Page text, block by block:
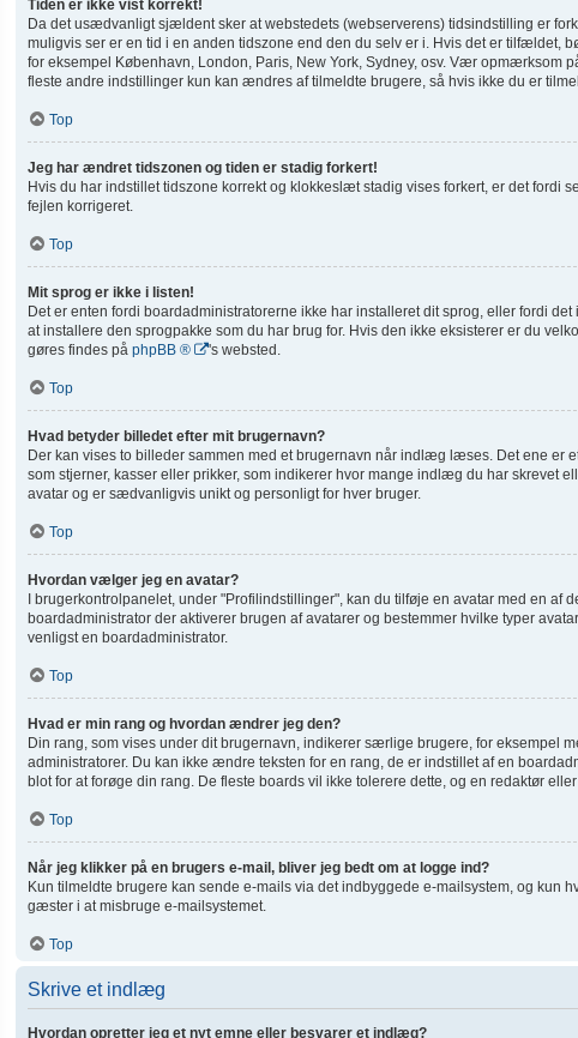
Tiden er ikke vist korrekt!
Da det usædvanligt sjældent sker at webstedets (webserverens) tidsindstilling er
muligvis ser er en tid i en anden tidszone end den du selv er i. Hvis det er tilfældet,
for eksempel København, London, Paris, New York, Sydney, osv. Vær opmærksom
fleste andre indstillinger kun kan ændres af tilmeldte brugere, så hvis ikke du er
Top
Jeg har ændret tidszonen og tiden er stadig forkert!
Hvis du har indstillet tidszone korrekt og klokkeslæt stadig vises forkert, er det fordi
fejlen korrigeret.
Top
Mit sprog er ikke i listen!
Det er enten fordi boardadministratorerne ikke har installeret dit sprog, eller fordi
at installere den sprogpakke som du har brug for. Hvis den ikke eksisterer er du
gøres findes på phpBB ® 's websted.
Top
Hvad betyder billedet efter mit brugernavn?
Der kan vises to billeder sammen med et brugernavn når indlæg læses. Det ene er
som stjerner, kasser eller prikker, som indikerer hvor mange indlæg du har skrevet
avatar og er sædvanligvis unikt og personligt for hver bruger.
Top
Hvordan vælger jeg en avatar?
I brugerkontrolpanelet, under "Profilindstillinger", kan du tilføje en avatar med en af
boardadministrator der aktiverer brugen af avatarer og bestemmer hvilke typer
venligst en boardadministrator.
Top
Hvad er min rang og hvordan ændrer jeg den?
Din rang, som vises under dit brugernavn, indikerer særlige brugere, for eksempel
administratorer. Du kan ikke ændre teksten for en rang, de er indstillet af en
blot for at forøge din rang. De fleste boards vil ikke tolerere dette, og en redaktør
Top
Når jeg klikker på en brugers e-mail, bliver jeg bedt om at logge ind?
Kun tilmeldte brugere kan sende e-mails via det indbyggede e-mailsystem, og kun
gæster i at misbruge e-mailsystemet.
Top
Skrive et indlæg
Hvordan opretter jeg et nyt emne eller besvarer et indlæg?